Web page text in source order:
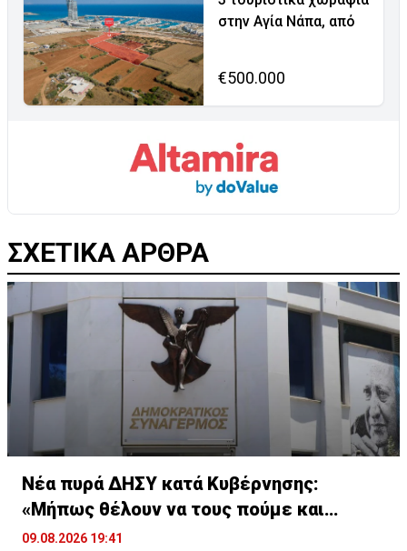
στην Αγία Νάπα, από
€500.000
ΣΧΕΤΙΚΑ ΑΡΘΡΑ
Νέα πυρά ΔΗΣΥ κατά Κυβέρνησης:
«Μήπως θέλουν να τους πούμε και
μπράβο;»
09.08.2026 19:41